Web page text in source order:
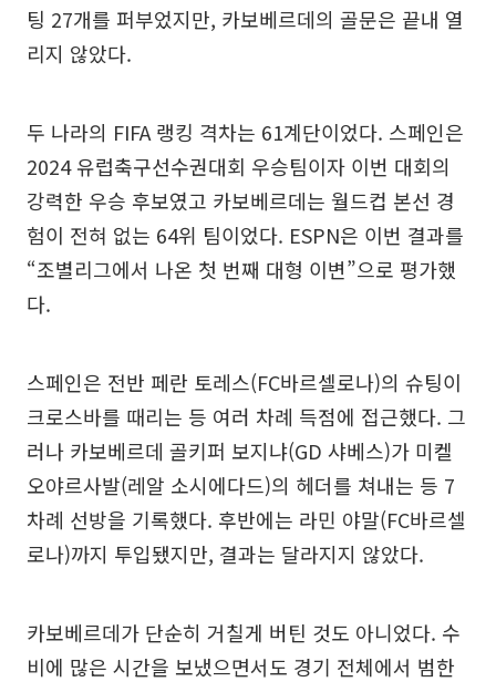
팅 27개를 퍼부었지만, 카보베르데의 골문은 끝내 열
리지 않았다.
두 나라의 FIFA 랭킹 격차는 61계단이었다. 스페인은
2024 유럽축구선수권대회 우승팀이자 이번 대회의
강력한 우승 후보였고 카보베르데는 월드컵 본선 경
험이 전혀 없는 64위 팀이었다. ESPN은 이번 결과를
“조별리그에서 나온 첫 번째 대형 이변”으로 평가했
다.
스페인은 전반 페란 토레스(FC바르셀로나)의 슈팅이
크로스바를 때리는 등 여러 차례 득점에 접근했다. 그
러나 카보베르데 골키퍼 보지냐(GD 샤베스)가 미켈
오야르사발(레알 소시에다드)의 헤더를 쳐내는 등 7
차례 선방을 기록했다. 후반에는 라민 야말(FC바르셀
로나)까지 투입됐지만, 결과는 달라지지 않았다.
카보베르데가 단순히 거칠게 버틴 것도 아니었다. 수
비에 많은 시간을 보냈으면서도 경기 전체에서 범한